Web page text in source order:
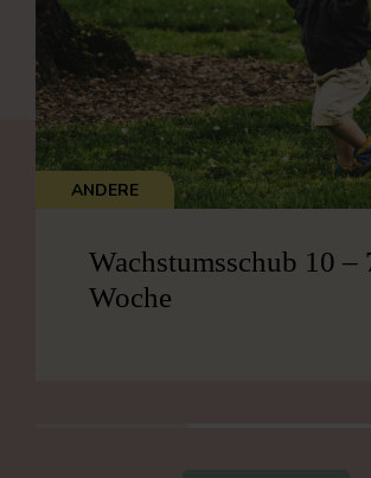
ANDERE
Wachstumsschub 10 –
Woche